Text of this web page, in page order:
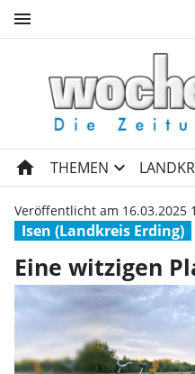
menu
Eine
home THEMEN expand_more
Isen (Landkreis Erding)
Veröffentlicht am 16.03.2025
Eine witzigen